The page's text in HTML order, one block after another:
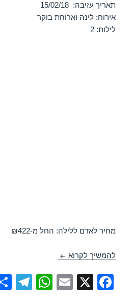
תאריך עזיבה: 15/02/18
אירוח: לינה וארוחת בוקר
לילות: 2
מחיר לאדם ללילה: החל מ-₪422
להמשיך לקרוא חופשה במלון רימונים גלי
F
X
E
W
T